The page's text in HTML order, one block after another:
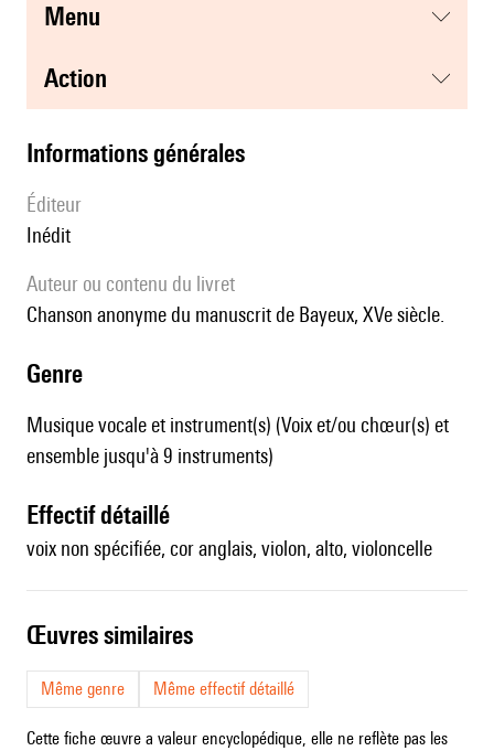
menu
action
informations générales
éditeur
Inédit
Auteur ou contenu du livret
chanson anonyme du manuscrit de Bayeux, XVe siècle.
genre
Musique vocale et instrument(s) (Voix et/ou chœur(s) et
ensemble jusqu'à 9 instruments)
effectif détaillé
voix non spécifiée, cor anglais, violon, alto, violoncelle
œuvres similaires
Même genre Même effectif détaillé
Cette fiche œuvre a valeur encyclopédique, elle ne reflète pas les